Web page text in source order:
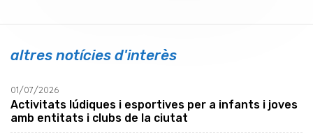
altres notícies d'interès
01/07/2026
Activitats lúdiques i esportives per a infants i joves
amb entitats i clubs de la ciutat